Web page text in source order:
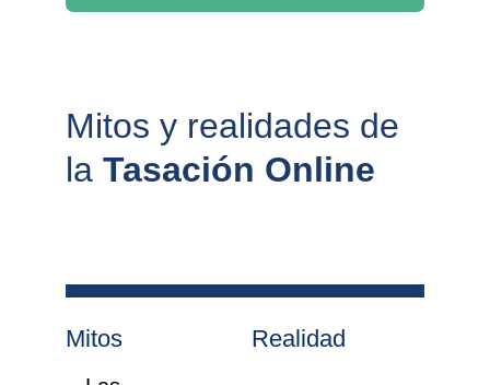
Mitos y realidades de
la Tasación Online
Mitos Realidad